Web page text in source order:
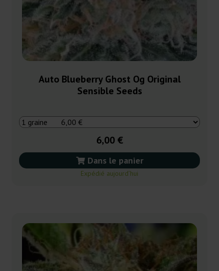
Auto Blueberry Ghost Og Original
Sensible Seeds
6,00 €
Dans le panier
Expédié aujourd’hui